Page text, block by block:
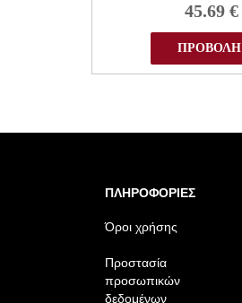
45.69 €
ΠΡΟΒΟΛΗ
ΠΛΗΡΟΦΟΡΙΕΣ
Όροι χρήσης
Προστασία
προσωπικών
δεδομένων